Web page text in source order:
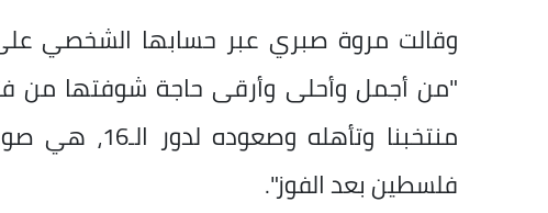
وقالت مروة صبري عبر حسابها الشخصي
"من أجمل وأحلى وأرقى حاجة شوفتها من
منتخبنا
فلسطين بعد الفوز".